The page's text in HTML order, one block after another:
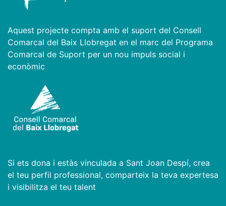
Aquest projecte compta amb el suport del Consell
Comarcal del Baix Llobregat en el marc del Programa
Comarcal de Suport per un nou impuls social i
econòmic
Si ets dona i estàs vinculada a Sant Joan Despí, crea
el teu perfil professional, comparteix la teva expertesa
i visibilitza el teu talent